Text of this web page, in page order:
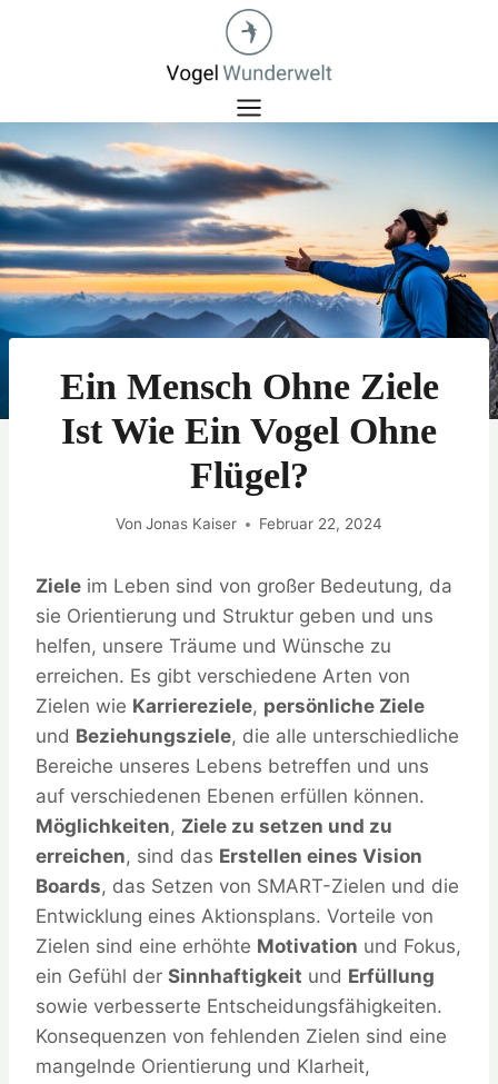
Ein Mensch Ohne Ziele
Ist Wie Ein Vogel Ohne
Flügel?
Von Jonas Kaiser Februar 22, 2024
Ziele im Leben sind von großer Bedeutung, da
sie Orientierung und Struktur geben und uns
helfen, unsere Träume und Wünsche zu
erreichen. Es gibt verschiedene Arten von
Zielen wie Karriereziele, persönliche Ziele
und Beziehungsziele, die alle unterschiedliche
Bereiche unseres Lebens betreffen und uns
auf verschiedenen Ebenen erfüllen können.
Möglichkeiten, Ziele zu setzen und zu
erreichen, sind das Erstellen eines Vision
Boards, das Setzen von SMART-Zielen und die
Entwicklung eines Aktionsplans. Vorteile von
Zielen sind eine erhöhte Motivation und Fokus,
ein Gefühl der Sinnhaftigkeit und Erfüllung
sowie verbesserte Entscheidungsfähigkeiten.
Konsequenzen von fehlenden Zielen sind eine
mangelnde Orientierung und Klarheit,